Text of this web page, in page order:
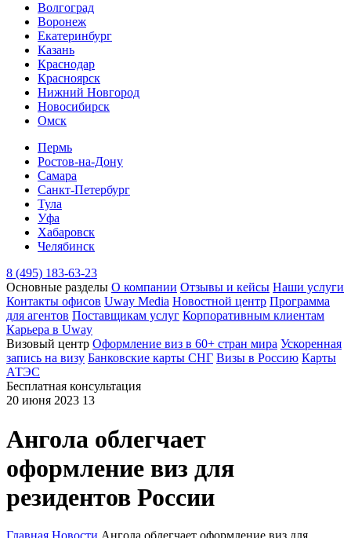
Волгоград
Воронеж
Екатеринбург
Казань
Краснодар
Красноярск
Нижний Новгород
Новосибирск
Омск
Пермь
Ростов-на-Дону
Самара
Санкт-Петербург
Тула
Уфа
Хабаровск
Челябинск
8 (495) 183-63-23
Основные разделы О компании Отзывы и кейсы Наши услуги
Контакты офисов Uway Media Новостной центр Программа
для агентов Поставщикам услуг Корпоративным клиентам
Карьера в Uway
Визовый центр Оформление виз в 60+ стран мира Ускоренная
запись на визу Банковские карты СНГ Визы в Россию Карты
АТЭС
Бесплатная консультация
20 июня 2023 13
Ангола облегчает
оформление виз для
резидентов России
Главная Новости Ангола облегчает оформление виз для